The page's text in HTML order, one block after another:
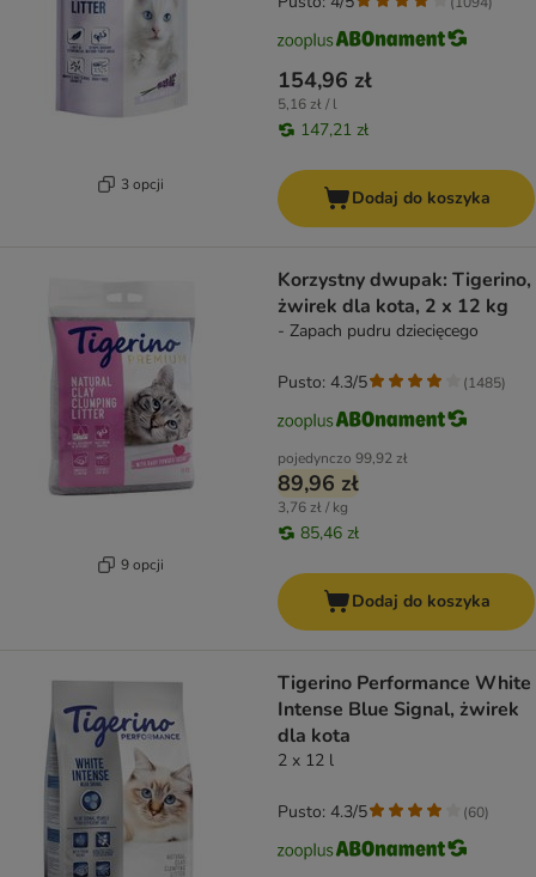
3 opcji
154,96 zł
5,16 zł / l
147,21 zł
Dodaj do koszyka
9 opcji
Korzystny dwupak: Tigerino,
żwirek dla kota, 2 x 12 kg
- Zapach pudru dziecięcego
pojedynczo 99,92 zł
89,96 zł
3,76 zł / kg
85,46 zł
Pusto: 4.3/5 (1485)
Dodaj do koszyka
Tigerino Performance White
Intense Blue Signal, żwirek
dla kota
2 x 12 l
Pusto: 4.3/5 (60)